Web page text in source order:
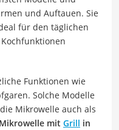
und Auftauen. Sie
für den täglichen
Funktionen wie
Solche Modelle
Mikrowelle auch als
Mikrowelle mit Grill in